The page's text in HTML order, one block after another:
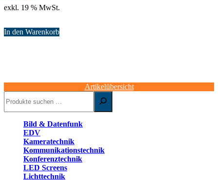
exkl. 19 % MwSt.
In den Warenkorb
Artikelübersicht
Bild & Datenfunk
EDV
Kameratechnik
Kommunikationstechnik
Konferenztechnik
LED Screens
Lichttechnik